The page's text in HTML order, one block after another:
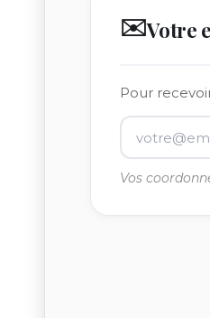
✉️Votre
Pour
Vos